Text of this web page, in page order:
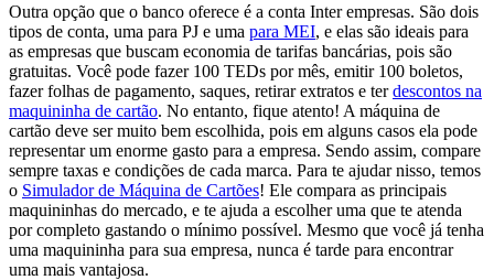
Outra opção que o banco oferece é a conta Inter empresas. São dois
tipos de conta, uma para PJ e uma para MEI, e elas são ideais para
as empresas que buscam economia de tarifas bancárias, pois são
gratuitas. Você pode fazer 100 TEDs por mês, emitir 100 boletos,
fazer folhas de pagamento, saques, retirar extratos e terdescontos na
maquininha de cartão. No entanto, fique atento! A máquina de
cartão deve ser muito bem escolhida, pois em alguns casos ela pode
representar um enorme gasto para a empresa. Sendo assim, compare
sempre taxas e condições de cada marca. Para te ajudar nisso, temos
o Simulador de Máquina de Cartões! Ele compara as principais
maquininhas do mercado, e te ajuda a escolher uma que te atenda
por completo gastando o mínimo possível. Mesmo que você já tenha
uma maquininha para sua empresa, nunca é tarde para encontrar
uma mais vantajosa.